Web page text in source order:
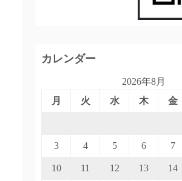
カレンダー
2026年8月
月
火 水 木 金
3 4 5 6 7
10 11 12 13 14